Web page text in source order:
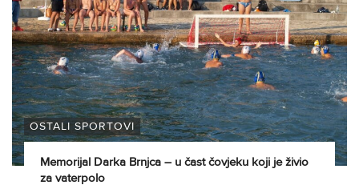
OSTALI SPORTOVI
Memorijal Darka Brnjca – u čast čovjeku koji je živio
za vaterpolo